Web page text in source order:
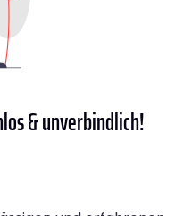
& unverbindlich!